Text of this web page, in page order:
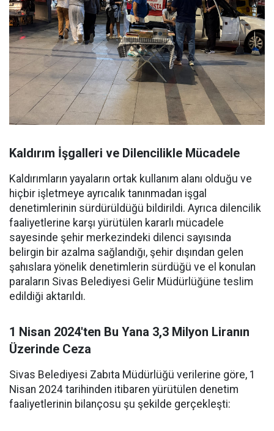
Kaldırım İşgalleri ve Dilencilikle Mücadele
Kaldırımların yayaların ortak kullanım alanı olduğu ve
hiçbir işletmeye ayrıcalık tanınmadan işgal
denetimlerinin sürdürüldüğü bildirildi. Ayrıca dilencilik
faaliyetlerine karşı yürütülen kararlı mücadele
sayesinde şehir merkezindeki dilenci sayısında
belirgin bir azalma sağlandığı, şehir dışından gelen
şahıslara yönelik denetimlerin sürdüğü ve el konulan
paraların Sivas Belediyesi Gelir Müdürlüğüne teslim
edildiği aktarıldı.
1 Nisan 2024'ten Bu Yana 3,3 Milyon Liranın
Üzerinde Ceza
Sivas Belediyesi Zabıta Müdürlüğü verilerine göre, 1
Nisan 2024 tarihinden itibaren yürütülen denetim
faaliyetlerinin bilançosu şu şekilde gerçekleşti: